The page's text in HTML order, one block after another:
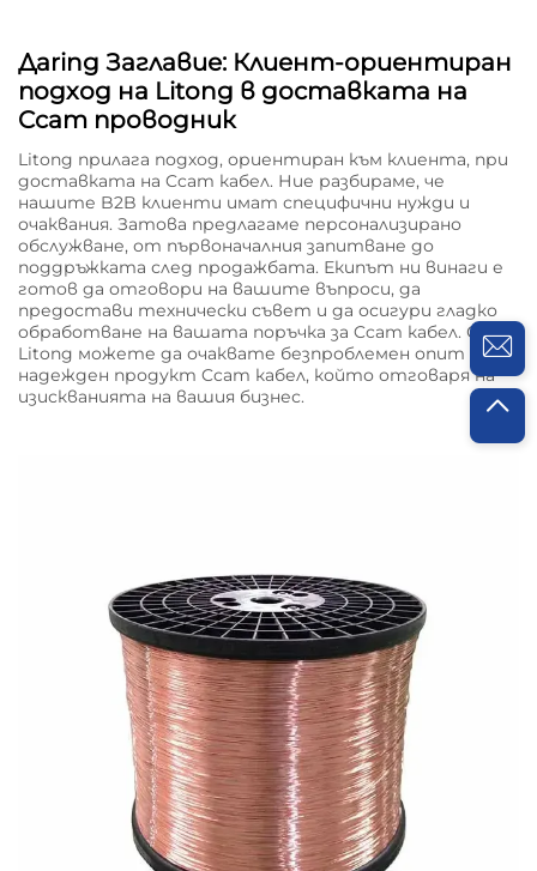
Дaring Заглавие: Клиент-ориентиран
подход на Litong в доставката на
Ccam проводник
Litong прилага подход, ориентиран към клиента, при
доставката на Ccam кабел. Ние разбираме, че
нашите B2B клиенти имат специфични нужди и
очаквания. Затова предлагаме персонализирано
обслужване, от първоначалния запитване до
поддръжката след продажбата. Екипът ни винаги е
готов да отговори на вашите въпроси, да
предостави технически съвет и да осигури гладко
обработване на вашата поръчка за Ccam кабел. С
Litong можете да очаквате безпроблемен опит и
надежден продукт Ccam кабел, който отговаря на
изискванията на вашия бизнес.